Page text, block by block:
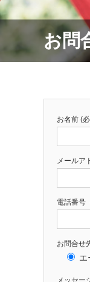
お問
お名前 (
メールア
電話番号
お問合せ
エ
メッセー